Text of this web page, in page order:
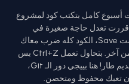
أسبوع كامل بتكتب كود لمشروع
تعدل حاجة صغيرة في
"الفانكشن" الأساسية، وبمجرد ما دوست Save، الكود كله ضرب معاك
وظهرت أخطاء (Errors) ملهاش أول من آخر. بتحاول تعمل Ctrl+Z بس
خلاص، التعديلات اتحفظت والملف القديم طار! هنا بييجي دور الـ Git،
إن تعبك محفوظ ومتحصن.